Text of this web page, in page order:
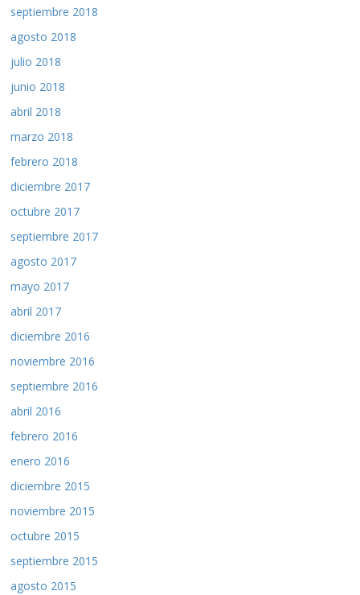
septiembre 2018
agosto 2018
julio 2018
junio 2018
abril 2018
marzo 2018
febrero 2018
diciembre 2017
octubre 2017
septiembre 2017
agosto 2017
mayo 2017
abril 2017
diciembre 2016
noviembre 2016
septiembre 2016
abril 2016
febrero 2016
enero 2016
diciembre 2015
noviembre 2015
octubre 2015
septiembre 2015
agosto 2015